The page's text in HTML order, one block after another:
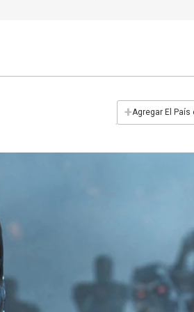
+Agregar El País